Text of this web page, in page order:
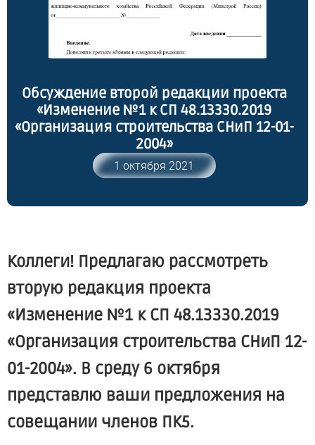
Обсуждение второй редакции проекта
«Изменение №1 к СП 48.13330.2019
«Организация строительства СНиП 12-01-
2004»
1 октября 2021
Коллеги! Предлагаю рассмотреть
вторую редакция проекта
«Изменение №1 к СП 48.13330.2019
«Организация строительства СНиП 12-
01-2004». В среду 6 октября
представлю ваши предложения на
совещании членов ПК5.